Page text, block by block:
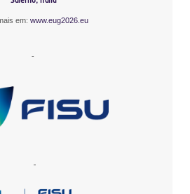
em: www.eug2026.eu
-
-